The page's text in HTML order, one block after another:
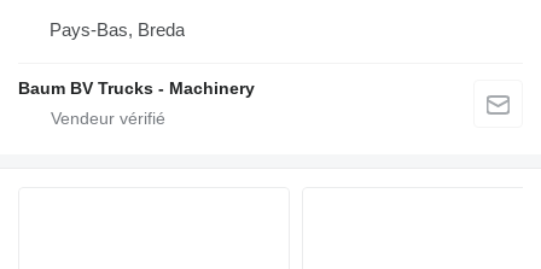
Pays-Bas, Breda
Baum BV Trucks - Machinery